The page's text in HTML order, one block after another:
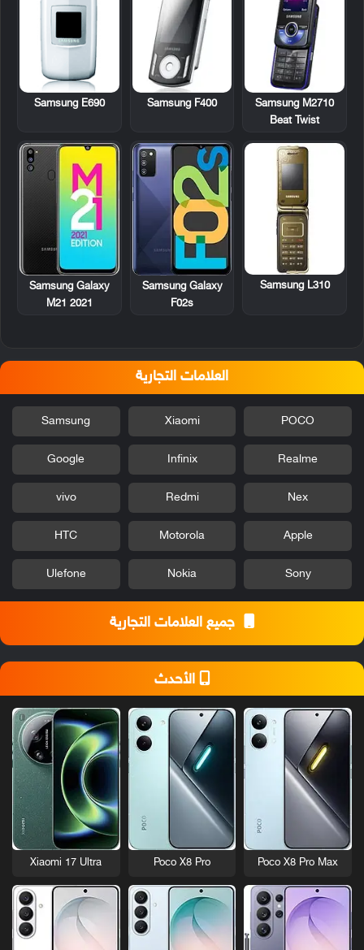
Samsung M2710
Beat Twist
Samsung F400
Samsung E690
Samsung L310
Samsung Galaxy
F02s
Samsung Galaxy
M21 2021
العلامات التجارية
POCO
Xiaomi
Samsung
Realme
Infinix
Google
Nex
Redmi
vivo
Apple
Motorola
HTC
Sony
Nokia
Ulefone
جميع العلامات التجارية
الأحدث
Poco X8 Pro Max
Poco X8 Pro
Xiaomi 17 Ultra